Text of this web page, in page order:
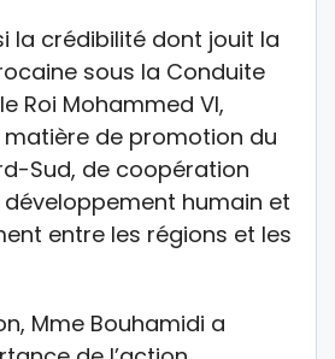
la crédibilité dont jouit la
sous la Conduite
Roi Mohammed VI,
de promotion du
Sud, de coopération
humain et
entre les régions et les
Mme Bouhamidi a